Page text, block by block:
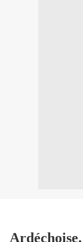
Ardéchoise.